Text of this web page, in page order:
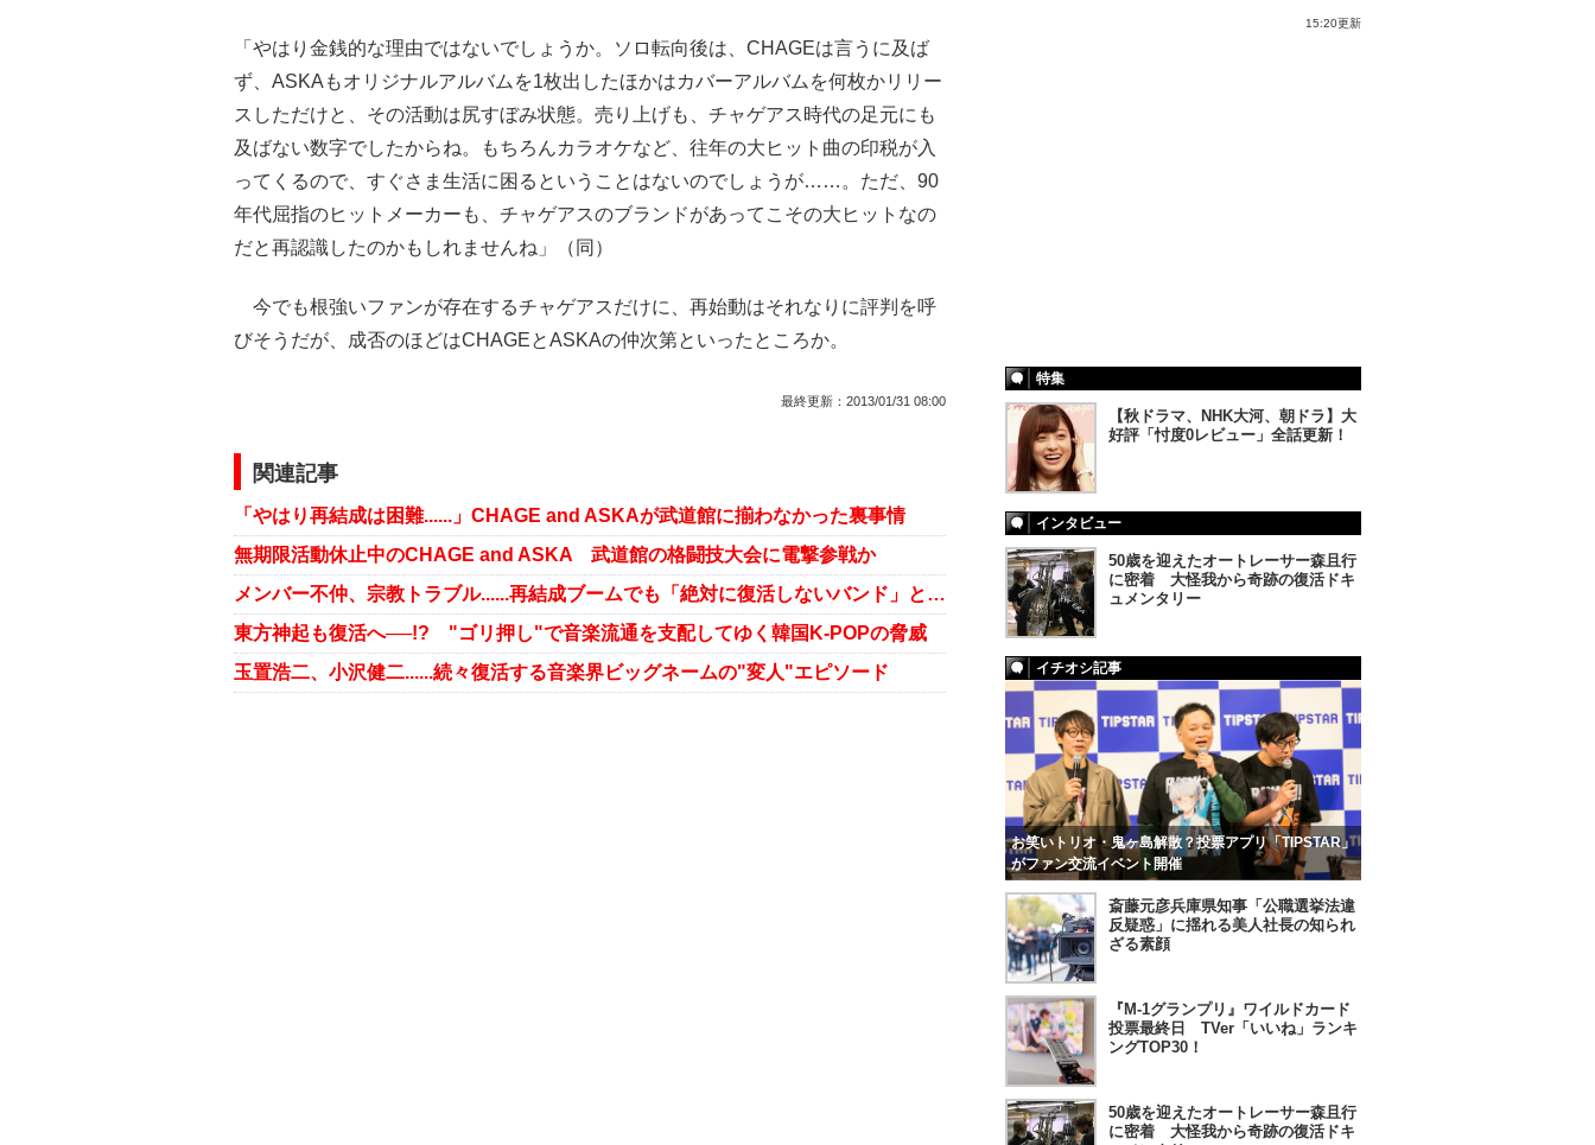
「やはり金銭的な理由ではないでしょうか。ソロ転向後は、CHAGEは言うに及ば
ず、ASKAもオリジナルアルバムを1枚出したほかはカバーアルバムを何枚かリリー
スしただけと、その活動は尻すぼみ状態。売り上げも、チャゲアス時代の足元にも
及ばない数字でしたからね。もちろんカラオケなど、往年の大ヒット曲の印税が入
ってくるので、すぐさま生活に困るということはないのでしょうが……。ただ、90
年代屈指のヒットメーカーも、チャゲアスのブランドがあってこその大ヒットなの
だと再認識したのかもしれませんね」（同）
今でも根強いファンが存在するチャゲアスだけに、再始動はそれなりに評判を呼
びそうだが、成否のほどはCHAGEとASKAの仲次第といったところか。
最終更新： 2013/01/31 08:00
関連記事
「やはり再結成は困難......」CHAGE and ASKAが武道館に揃わなかった裏事情
無期限活動休止中のCHAGE and ASKA 武道館の格闘技大会に電撃参戦か
メンバー不仲、宗教トラブル......再結成ブームでも「絶対に復活しないバンド」とは？
東方神起も復活へ──!? "ゴリ押し"で音楽流通を支配してゆく韓国K-POPの脅威
玉置浩二、小沢健二......続々復活する音楽界ビッグネームの"変人"エピソード
15:20更新
特集
【秋ドラマ、NHK大河、朝ドラ】大
好評「忖度0レビュー」全話更新！
インタビュー
50歳を迎えたオートレーサー森且行
に密着 大怪我から奇跡の復活ドキ
ュメンタリー
イチオシ記事
お笑いトリオ・鬼ヶ島解散？投票アプリ「TIPSTAR」
がファン交流イベント開催
斎藤元彦兵庫県知事「公職選挙法違
反疑惑」に揺れる美人社長の知られ
ざる素顔
『M-1グランプリ』ワイルドカード
投票最終日 TVer「いいね」ランキ
ングTOP30！
50歳を迎えたオートレーサー森且行
に密着 大怪我から奇跡の復活ドキ